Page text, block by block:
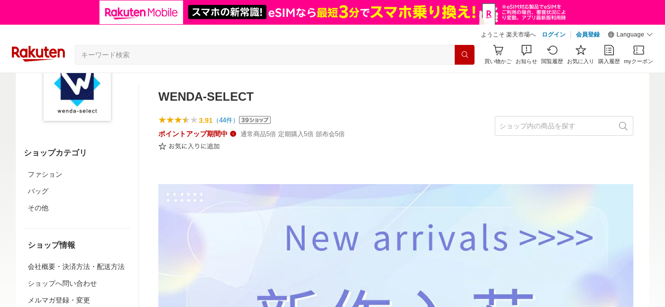
ようこそ 楽天市場へ ログイン 会員登録 Language
買い物かご お知らせ 閲覧履歴 お気に入り 購入履歴 myクーポン
ショップカテゴリ
ファション
バッグ
その他
ショップ情報
会社概要・決済方法・配送方法
ショップへ問い合わせ
メルマガ登録・変更
WENDA-SELECT
3.91 （44件）
ポイントアップ期間中 通常商品5倍 定期購入5倍 頒布会5倍